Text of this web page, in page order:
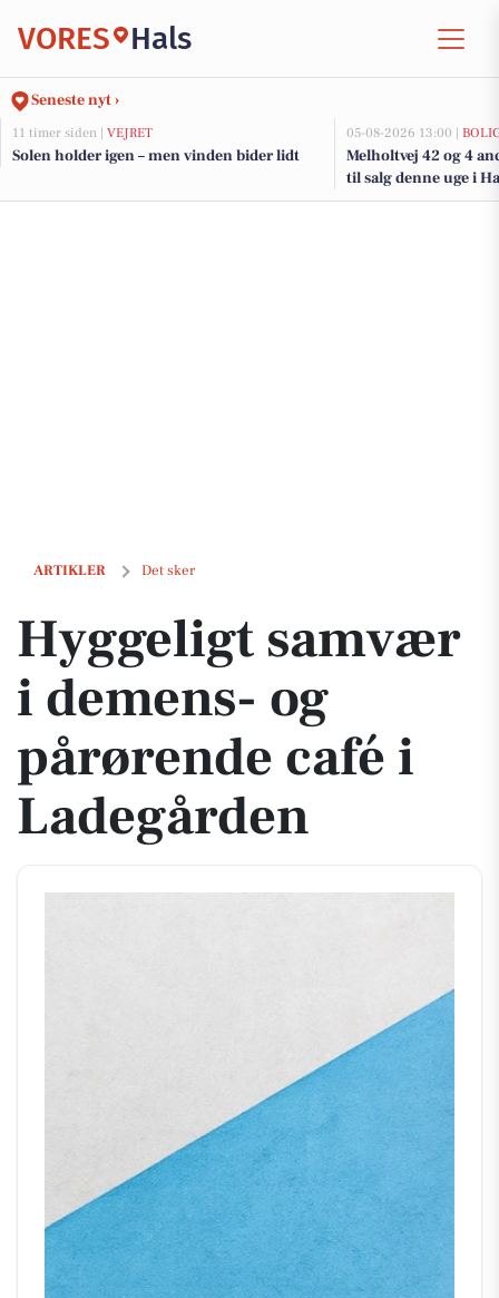
VORES Hals
Seneste nyt ›
11 timer siden | VEJRET
Solen holder igen – men vinden bider lidt
05-08-2026 13:00 |
Melholtvej 42 og 4
til salg denne uge i
ARTIKLER Det sker
Hyggeligt samvær i demens- og pårørende café i Ladegården
Hyggeligt samvær
i demens- og
pårørende café i
Ladegården